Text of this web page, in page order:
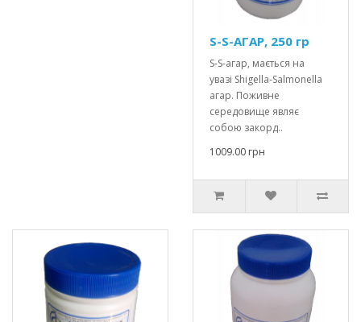
S-S-АГАР, 250 гр
S-S-агар, мається на
увазі Shigella-Salmonella
агар. Поживне
середовище являє
собою закорд..
1009.00 грн